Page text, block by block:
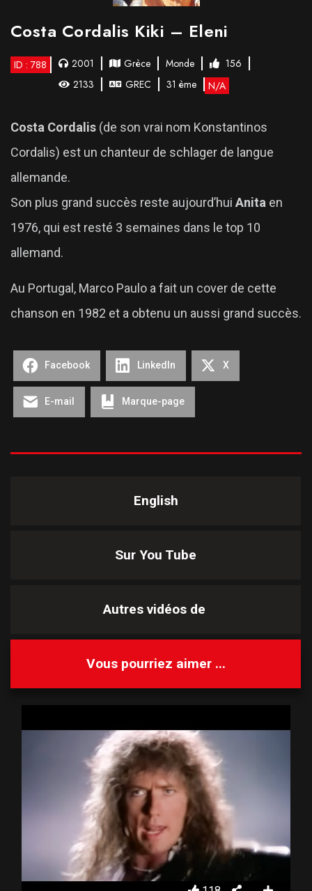
Costa Cordalis Kiki – Eleni
ID : 788 2001 Grèce Monde
156
2133
GREC 31 ème N/A
Costa Cordalis (de son vrai nom Konstantinos
Cordalis) est un chanteur de schlager de langue
allemande.
Son plus grand succès reste aujourd’hui Anita en
1976, qui est resté 3 semaines dans le top 10
allemand.
Au Portugal, Marco Paulo a fait un cover de cette
chanson en 1982 et a obtenu un aussi grand succès.
Facebook LinkedIn X
E-mail Marque-page
English
Sur You Tube
Autres vidéos de
Vous pourriez aimer ...